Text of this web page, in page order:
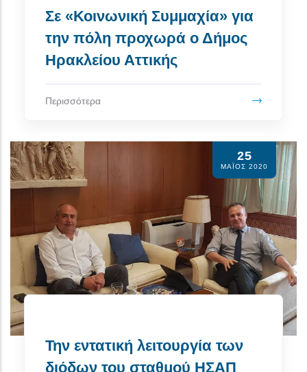
Σε «Κοινωνική Συμμαχία» για
την πόλη προχωρά ο Δήμος
Ηρακλείου Αττικής
Περισσότερα
25
ΜΆΙΟΣ 2020
Την εντατική λειτουργία των
διόδων του σταθμού ΗΣΑΠ